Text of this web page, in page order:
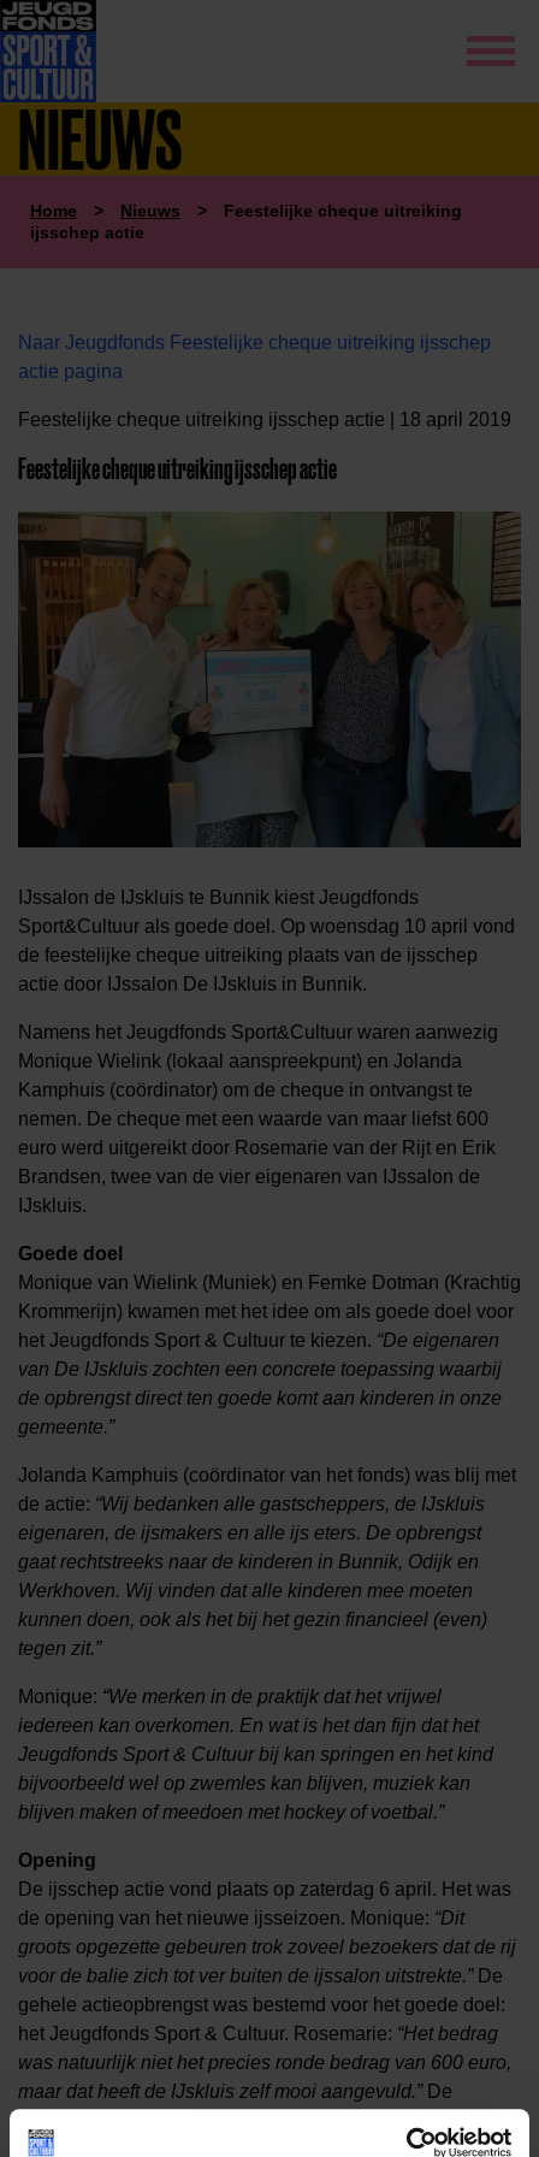
NIEUWS
Home > Nieuws >
Feestelijke cheque uitreiking
ijsschep actie
Naar Jeugdfonds Feestelijke cheque uitreiking ijsschep
actie pagina
Feestelijke cheque uitreiking ijsschep actie | 18 april 2019
Feestelijke cheque uitreiking ijsschep actie
IJssalon de IJskluis te Bunnik kiest Jeugdfonds
Sport&Cultuur als goede doel. Op woensdag 10 april vond
de feestelijke cheque uitreiking plaats van de ijsschep
actie door IJssalon De IJskluis in Bunnik.
Namens het Jeugdfonds Sport&Cultuur waren aanwezig
Monique Wielink (lokaal aanspreekpunt) en Jolanda
Kamphuis (coördinator) om de cheque in ontvangst te
nemen. De cheque met een waarde van maar liefst 600
euro werd uitgereikt door Rosemarie van der Rijt en Erik
Brandsen, twee van de vier eigenaren van IJssalon de
IJskluis.
Goede doel
Monique van Wielink (Muniek) en Femke Dotman (Krachtig
Krommerijn) kwamen met het idee om als goede doel voor
het Jeugdfonds Sport & Cultuur te kiezen. “De eigenaren
van De IJskluis zochten een concrete toepassing waarbij
de opbrengst direct ten goede komt aan kinderen in onze
gemeente.”
Jolanda Kamphuis (coördinator van het fonds) was blij met
de actie: “Wij bedanken alle gastscheppers, de IJskluis
eigenaren, de ijsmakers en alle ijs eters. De opbrengst
gaat rechtstreeks naar de kinderen in Bunnik, Odijk en
Werkhoven. Wij vinden dat alle kinderen mee moeten
kunnen doen, ook als het bij het gezin financieel (even)
tegen zit.”
Monique: “We merken in de praktijk dat het vrijwel
iedereen kan overkomen. En wat is het dan fijn dat het
Jeugdfonds Sport & Cultuur bij kan springen en het kind
bijvoorbeeld wel op zwemles kan blijven, muziek kan
blijven maken of meedoen met hockey of voetbal.”
Opening
De ijsschep actie vond plaats op zaterdag 6 april. Het was
de opening van het nieuwe ijsseizoen. Monique: “Dit
groots opgezette gebeuren trok zoveel bezoekers dat de rij
voor de balie zich tot ver buiten de ijssalon uitstrekte.” De
gehele actieopbrengst was bestemd voor het goede doel:
het Jeugdfonds Sport & Cultuur. Rosemarie: “Het bedrag
was natuurlijk niet het precies ronde bedrag van 600 euro,
maar dat heeft de IJskluis zelf mooi aangevuld.” De
Bennekom. De vrijwillige brandweer kwam het gebeuren